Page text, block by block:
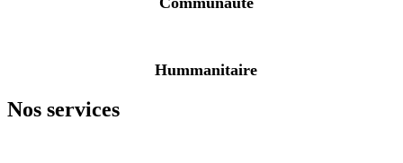
Hummanitaire
Nos services